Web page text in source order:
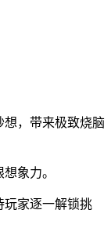
想，带来极致烧脑
象力。
玩家逐一解锁挑